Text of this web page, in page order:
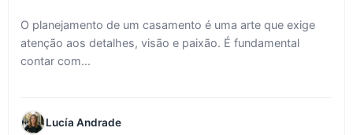
O planejamento de um casamento é uma arte que exige
atenção aos detalhes, visão e paixão. É fundamental
contar com...
Lucía Andrade